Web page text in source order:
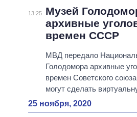
13:25
Музей
архивные
времен СССР
МВД передало
Голодомора архивные
времен Советского
могут сделать
25 ноября, 2020